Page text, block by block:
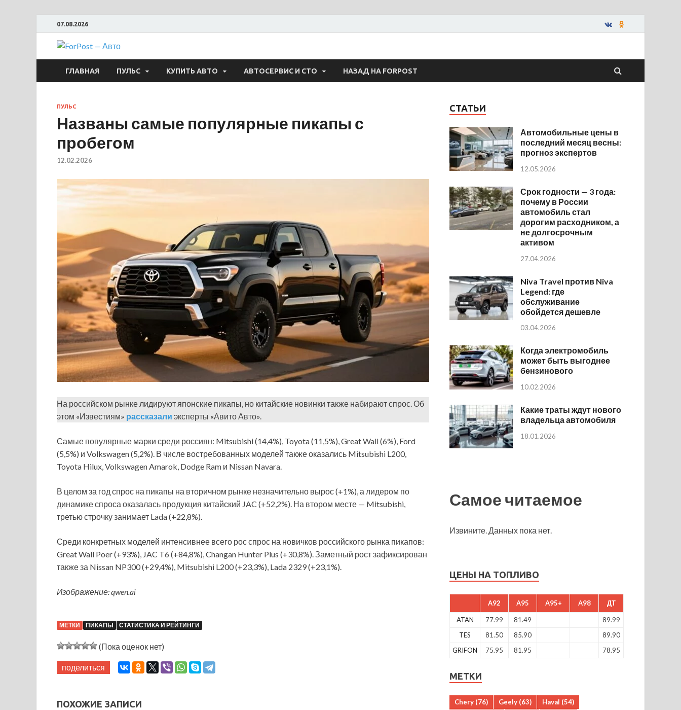
07.08.2026
ForPost — Авто
ГЛАВНАЯ ПУЛЬС КУПИТЬ АВТО АВТОСЕРВИС И СТО НАЗАД НА FORPOST
ПУЛЬС
Названы самые популярные пикапы с
пробегом
12.02.2026
На российском рынке лидируют японские пикапы, но китайские новинки также набирают спрос. Об
этом «Известиям» рассказали эксперты «Авито Авто».
Самые популярные марки среди россиян: Mitsubishi (14,4%), Toyota (11,5%), Great Wall (6%), Ford
(5,5%) и Volkswagen (5,2%). В числе востребованных моделей также оказались Mitsubishi L200,
Toyota Hilux, Volkswagen Amarok, Dodge Ram и Nissan Navara.
В целом за год спрос на пикапы на вторичном рынке незначительно вырос (+1%), а лидером по
динамике спроса оказалась продукция китайский JAC (+52,2%). На втором месте — Mitsubishi,
третью строчку занимает Lada (+22,8%).
Среди конкретных моделей интенсивнее всего рос спрос на новичков российского рынка пикапов:
Great Wall Poer (+93%), JAC T6 (+84,8%), Changan Hunter Plus (+30,8%). Заметный рост зафиксирован
также за Nissan NP300 (+29,4%), Mitsubishi L200 (+23,3%), Lada 2329 (+23,1%).
Изображение: qwen.ai
МЕТКИ ПИКАПЫ СТАТИСТИКА И РЕЙТИНГИ
(Пока оценок нет)
поделиться
ПОХОЖИЕ ЗАПИСИ
СТАТЬИ
Автомобильные цены в
последний месяц весны:
прогноз экспертов
12.05.2026
Срок годности — 3 года:
почему в России
автомобиль стал
дорогим расходником, а
не долгосрочным
активом
27.04.2026
Niva Travel против Niva
Legend: где
обслуживание
обойдется дешевле
03.04.2026
Когда электромобиль
может быть выгоднее
бензинового
10.02.2026
Какие траты ждут нового
владельца автомобиля
18.01.2026
Самое читаемое
Извините. Данных пока нет.
ЦЕНЫ НА ТОПЛИВО
A92 A95 A95+ A98 ДТ
ATAN 77.99 81.49
89.99
TES
81.50 85.90
89.90
GRIFON
75.95 81.95 78.95
МЕТКИ
Chery (76) Geely (63) Haval (54)